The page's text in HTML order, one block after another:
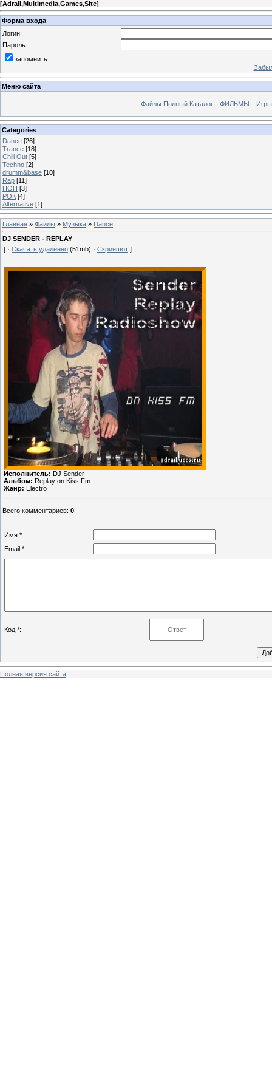
[Adrail,Multimedia,Games,Site]
Форма входа
Логин:
Пароль:
запомнить
Меню сайта
Файлы Полный Каталог ФИЛЬМЫ
Categories
Dance [26]
Trance [18]
Chill Out [5]
Techno [2]
drumm&base [10]
Rap [11]
ПОП [3]
РОК [4]
Alternative [1]
Главная » Файлы » Музыка » Dance
DJ SENDER - REPLAY
[ · Скачать удаленно (51mb) · Скриншот ]
Исполнитель: DJ Sender
Альбом: Replay on Kiss Fm
Жанр: Electro
Всего комментариев: 0
Имя *:
Email *:
Код *:
Полная версия сайта